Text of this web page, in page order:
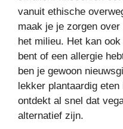
vanuit ethische
maak je je zorgen
het milieu. Het kan
bent of een allergie
ben je gewoon
lekker plantaardig
ontdekt al snel dat
alternatief zijn.